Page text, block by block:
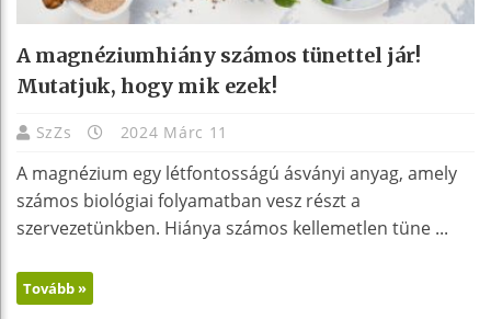
A magnéziumhiány számos tünettel jár!
Mutatjuk, hogy mik ezek!
SzZs 2024 Márc 11
A magnézium egy létfontosságú ásványi anyag, amely
számos biológiai folyamatban vesz részt a
szervezetünkben. Hiánya számos kellemetlen tüne ...
Tovább »